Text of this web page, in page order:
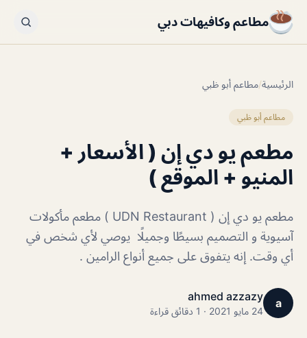
مطاعم وكافيهات دبي
الرئيسية/مطاعم أبو ظبي
مطاعم أبو ظبي
مطعم يو دي إن ( الأسعار +
المنيو + الموقع )
مطعم يو دي إن ( UDN Restaurant ) مطعم مأكولات
آسيوية و التصميم بسيطًا وجميلًا يوصي لأي شخص في
أي وقت. إنه يتفوق على جميع أنواع الرامين .
a
ahmed azzazy
24 مايو 2021 · 1 دقائق قراءة